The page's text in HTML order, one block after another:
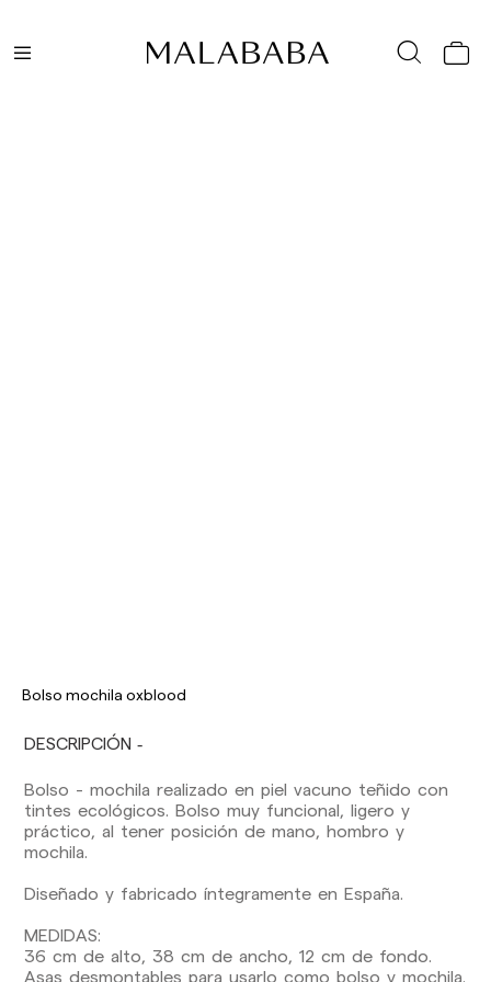
Bolso mochila oxblood
DESCRIPCIÓN
Bolso - mochila realizado en piel vacuno teñido con
tintes ecológicos. Bolso muy funcional, ligero y
práctico, al tener posición de mano, hombro y
mochila.
Diseñado y fabricado íntegramente en España.
MEDIDAS:
36 cm de alto, 38 cm de ancho, 12 cm de fondo.
Asas desmontables para usarlo como bolso y mochila.
Envíos nacionales:
España (península): 1-3 días laborables.
Excepto pre-orders.
orders.
Canarias, Ceuta y Melilla: 7-10 días laborables.
Excepto pre-orders.
pre-orders.
Envíos a USA: 5-7 días laborables
Envíos fuera de la Comunidad Europea: 10-13